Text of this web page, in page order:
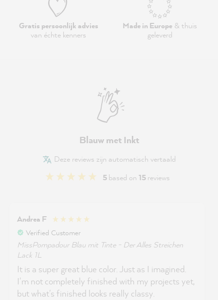
Gratis persoonlijk advies
van échte kenners
Made in Europe& thuis
geleverd
Blauw met Inkt
Deze reviews zijn automatisch vertaald
5based on 15reviews
Andrea F
Verified Customer
MissPompadour Blau mit Tinte - Der Alles Streichen
Lack 1L
It is a super great blue color. Just as I imagined.
I'm not completely finished with my projects yet,
but what's finished looks really classy.